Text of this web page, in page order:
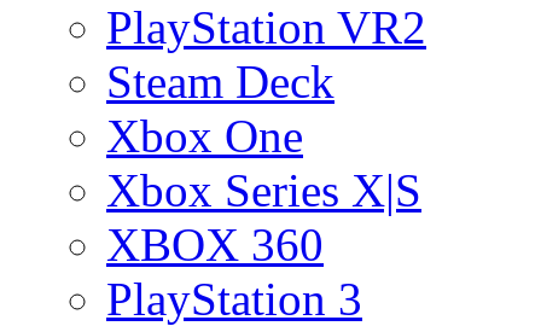
PlayStation VR2
Steam Deck
Xbox One
Xbox Series X|S
XBOX 360
PlayStation 3